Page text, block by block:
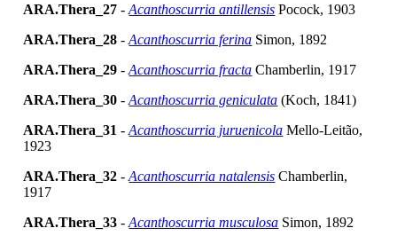
ARA.Thera_27 -Acanthoscurria antillensis Pocock, 1903
ARA.Thera_28 -Acanthoscurria ferina Simon, 1892
ARA.Thera_29 -Acanthoscurria fracta Chamberlin, 1917
ARA.Thera_30 -Acanthoscurria geniculata (Koch, 1841)
ARA.Thera_31 -Acanthoscurria juruenicola Mello-Leitão,
1923
ARA.Thera_32 -Acanthoscurria natalensis Chamberlin,
1917
ARA.Thera_33 -Acanthoscurria musculosa Simon, 1892